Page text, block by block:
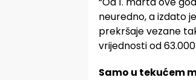
neuredno, a izdato
prekršaje vezane
vrijednosti od
Samo u tekućem